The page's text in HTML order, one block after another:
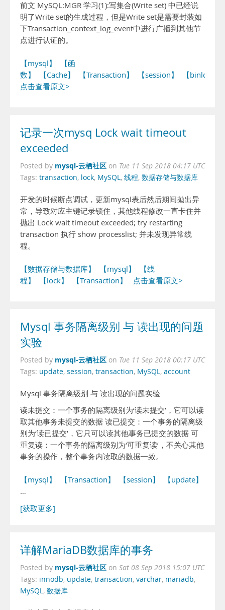
前文 MySQL:MGR 学习(1):写集合(Write set) 中已经说
明了Write set的生成过程，但是Write set是需要封装如
下Transaction_context_log_event中进行广播到其他节
点进行认证的。
【mysql】
【函
数】
【Cache】 【Transaction】 【session】
【binlog】
点击查看原文>
记录一次mysq Lock wait timeout
exceeded
Posted by mysql-云栖社区 on Tue 11 Sep 2018 04:17 UTC
Tags: transaction, lock, MySQL, 线程, 数据存储与数据库
开发的时候断点调试，更新mysql表后然后期间抛出异
常，导致对应主键记录锁住，其他线程修改一直卡住并
抛出 Lock wait timeout exceeded; try restarting
transaction 执行 show processlist; 并未发现异常线
程。
【数据存储与数据库】 【mysql】
【线
程】
【lock】 【Transaction】 点击查看原文>
Mysql 事务隔离级别 与 读出现的问题
实验
Posted by mysql-云栖社区 on Tue 11 Sep 2018 00:17 UTC
Tags: update, session, transaction, MySQL, account
Mysql 事务隔离级别 与 读出现的问题实验
读未提交：一个事务的隔离级别为‘读未提交’，它可以读
取其他事务未提交的数据 读已提交：一个事务的隔离级
别为‘读已提交’，它只可以读其他事务已提交的数据 可
重复读：一个事务的隔离级别为‘可重复读’，不关心其他
事务的操作，整个事务内读取的数据一致。
【mysql】 【Transaction】 【session】 【update】
…
[获取更多]
详解MariaDB数据库的事务
Posted by mysql-云栖社区 on Sat 08 Sep 2018 15:07 UTC
Tags: innodb, update, transaction, varchar, mariadb,
MySQL, 数据库